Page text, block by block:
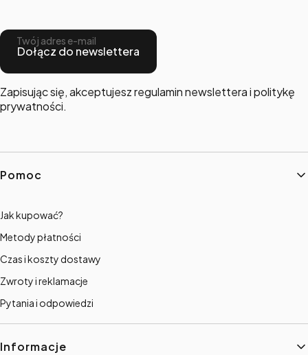
Twój adres e-mail
Dołącz do newslettera
Zapisując się, akceptujesz regulamin newslettera i politykę
prywatności.
Linki w stopce
Pomoc
Jak kupować?
Metody płatności
Czas i koszty dostawy
Zwroty i reklamacje
Pytania i odpowiedzi
Informacje